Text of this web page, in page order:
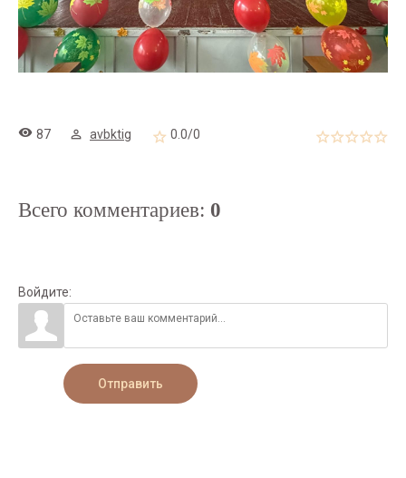
87 avbktig 0.0/0
Всего комментариев: 0
Войдите:
Отправить